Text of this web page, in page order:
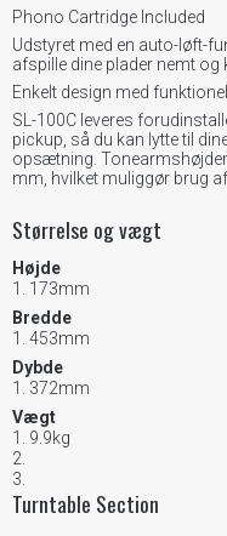
Phono Cartridge Included
Udstyret med en auto-løft-
afspille dine plader nemt og
Enkelt design med
SL-100C leveres
pickup, så du kan lytte til
opsætning.
mm, hvilket muliggør brug
Størrelse og vægt
Højde
173mm
Bredde
453mm
Dybde
372mm
Vægt
9.9kg
Turntable Section